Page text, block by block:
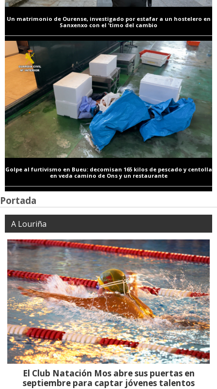
Un matrimonio de Ourense, investigado por estafar a un hostelero en
Sanxenxo con el 'timo del cambio
Golpe al furtivismo en Bueu: decomisan 165 kilos de pescado y centolla
en veda camino de Ons y un restaurante
Portada
A Louriña
El Club Natación Mos abre sus puertas en
septiembre para captar jóvenes talentos